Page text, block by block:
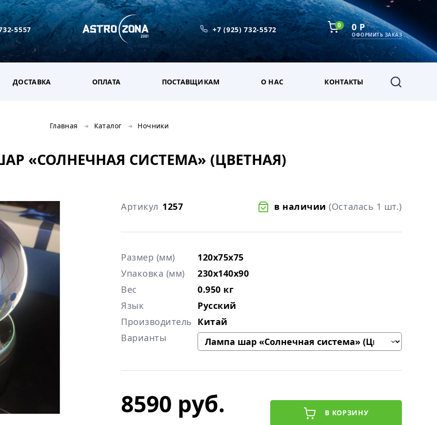
5557 +7 (925) 732-5572 0 0 Р
ОФОРМИТЬ ЗАКАЗ
ДОСТАВКА ОПЛАТА ПОСТАВЩИКАМ О НАС КОНТАКТЫ
Главная Каталог Ночники
«СОЛНЕЧНАЯ СИСТЕМА» (ЦВЕТНАЯ)
Артикул 1257 в наличии (Осталась 1 шт.)
Размер (мм)
120x75x75
Упаковка (мм)
230x140x90
Вес
0.950 кг
Язык
Русский
Производитель Китай
Варианты
8590 руб. В КОРЗИНУ